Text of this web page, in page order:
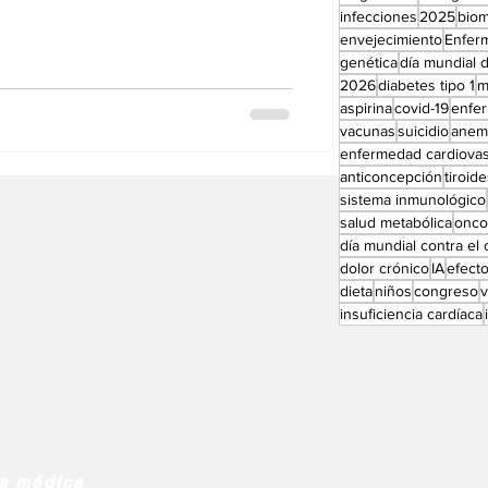
infecciones 2025
envejecimiento
genéticadía mundial
2026diabetes tipo 1
aspirinacovid-19
vacunassuicidio
enfermedad
anticoncepción
sistema inmunológico
salud metabólica
día mundial contra el
dolor crónicoIA
dietaniñoscongreso
insuficiencia cardíaca